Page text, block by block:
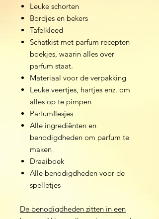
Leuke schorten
Bordjes en bekers
Tafelkleed
Schatkist met parfum recepten
boekjes, waarin alles over
parfum staat.
Materiaal voor de verpakking
Leuke veertjes, hartjes enz. om
alles op te pimpen
Parfumflesjes
Alle ingrediënten en
benodigdheden om parfum te
maken
Draaiboek
Alle benodigdheden voor de
spelletjes
De benodigdheden zitten in een